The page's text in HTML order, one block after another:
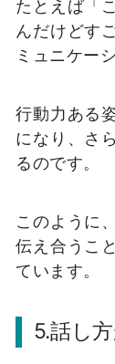
たとえば「
んだけどす
ミュニケー
行動力ある
になり、さ
るのです。
このように
伝え合うこ
ています。
5.話し